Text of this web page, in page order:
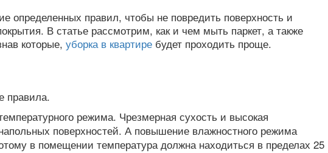
определенных правил, чтобы не повредить поверхность и
В статье рассмотрим, как и чем мыть паркет, а также
которые, уборка в квартире будет проходить проще.
правила.
режима. Чрезмерная сухость и высокая
поверхностей. А повышение влажностного режима
в помещении температура должна находиться в пределах 25